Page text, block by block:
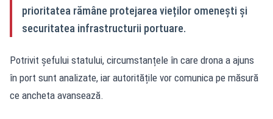
prioritatea rămâne protejarea vieților omenești și
securitatea infrastructurii portuare.
Potrivit șefului statului, circumstanțele în care drona a ajuns
în port sunt analizate, iar autoritățile vor comunica pe măsură
ce ancheta avansează.